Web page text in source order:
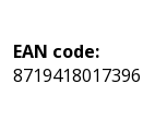
smaken. We
donkere
EAN code:
8719418017396